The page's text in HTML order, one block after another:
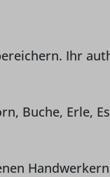
Ihr
Buche, Erle,